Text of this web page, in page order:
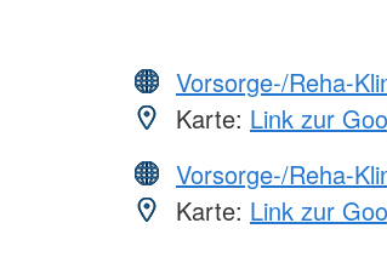
Vorsorge-/Reha-
Karte: Link zur
Vorsorge-/Reha-
Karte: Link zur